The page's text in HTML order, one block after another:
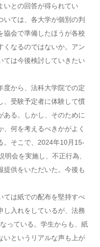
いとの回答が得られてい
いては、各大学が個別の判
協会で準備したほうが各校
くなるのではないか。アン
ては今後検討していきたい
度から、法科大学院での定
、受験予定者に体験して慣
ある。しかし、そのために
何を考えるべきかがよく
。そこで、2024年10月15-
会を実施し、不正行為、
提供をいただいた。今後も
ては紙での配布を堅持すべ
し入れをしているが、法務
っている。学生からも、紙
いというリアルな声も上が